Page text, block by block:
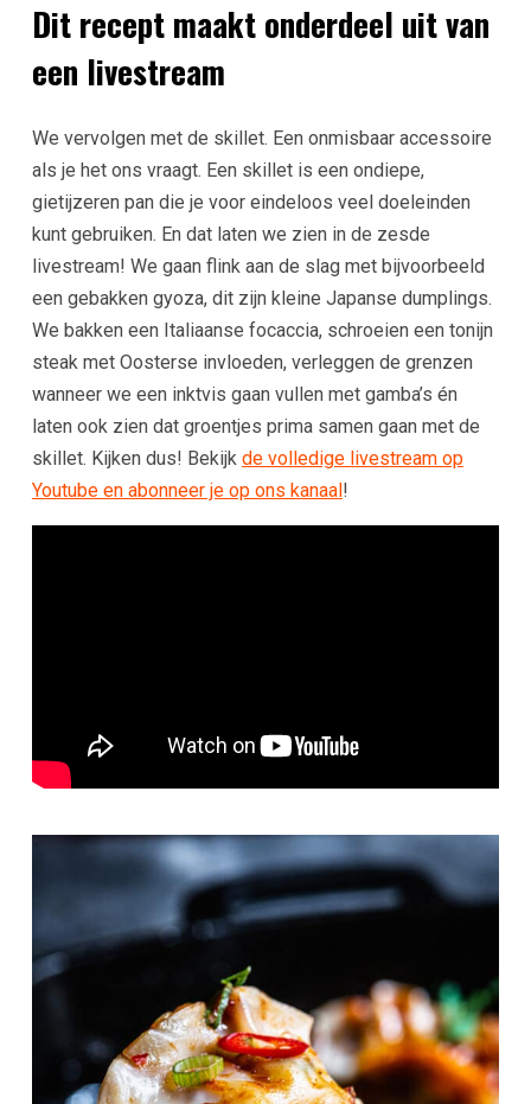
Dit recept maakt onderdeel uit van
een livestream
We vervolgen met de skillet. Een onmisbaar accessoire
als je het ons vraagt. Een skillet is een ondiepe,
gietijzeren pan die je voor eindeloos veel doeleinden
kunt gebruiken. En dat laten we zien in de zesde
livestream! We gaan flink aan de slag met bijvoorbeeld
een gebakken gyoza, dit zijn kleine Japanse dumplings.
We bakken een Italiaanse focaccia, schroeien een tonijn
steak met Oosterse invloeden, verleggen de grenzen
wanneer we een inktvis gaan vullen met gamba’s én
laten ook zien dat groentjes prima samen gaan met de
skillet. Kijken dus! Bekijk de volledige livestream op
Youtube en abonneer je op ons kanaal!